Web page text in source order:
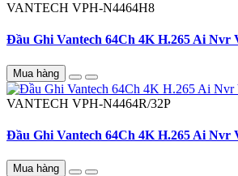
VANTECH VPH-N4464H8
Đầu Ghi Vantech 64Ch 4K H.265 Ai Nvr
Mua hàng
VANTECH VPH-N4464R/32P
Đầu Ghi Vantech 64Ch 4K H.265 Ai Nvr
Mua hàng